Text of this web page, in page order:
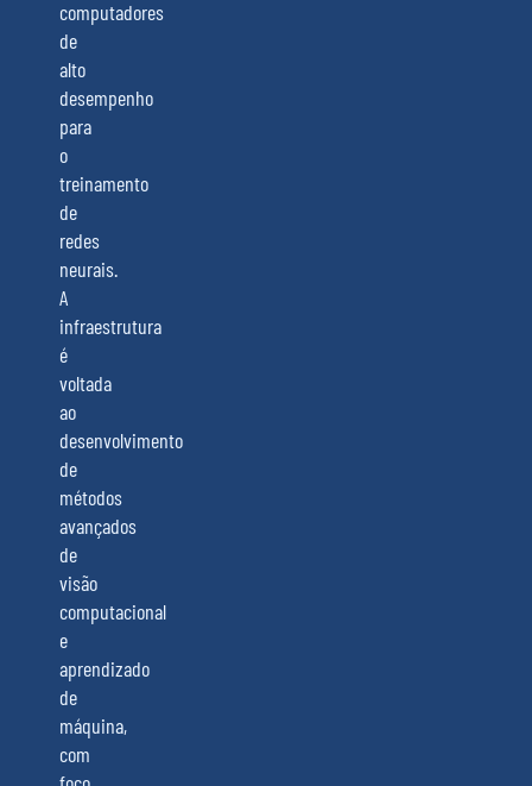
computadores
de
alto
desempenho
para
o
treinamento
de
redes
neurais.
A
infraestrutura
é
voltada
ao
desenvolvimento
de
métodos
avançados
de
visão
computacional
e
aprendizado
de
máquina,
com